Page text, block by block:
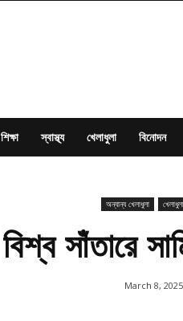
শিক্ষা স্বাস্থ্য খেলাধুলা বিনোদন
অন্যান্য খেলাধুলা খেলাধুলা
বিশ্ব সাঁতারে
March 8, 2025